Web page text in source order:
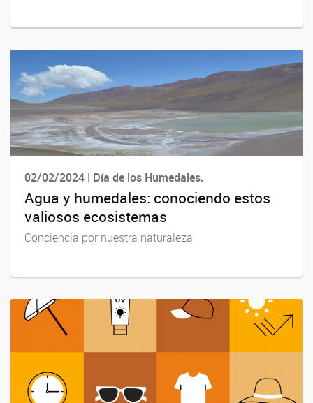
02/02/2024 | Día de los Humedales.
Agua y humedales: conociendo estos
valiosos ecosistemas
Conciencia por nuestra naturaleza